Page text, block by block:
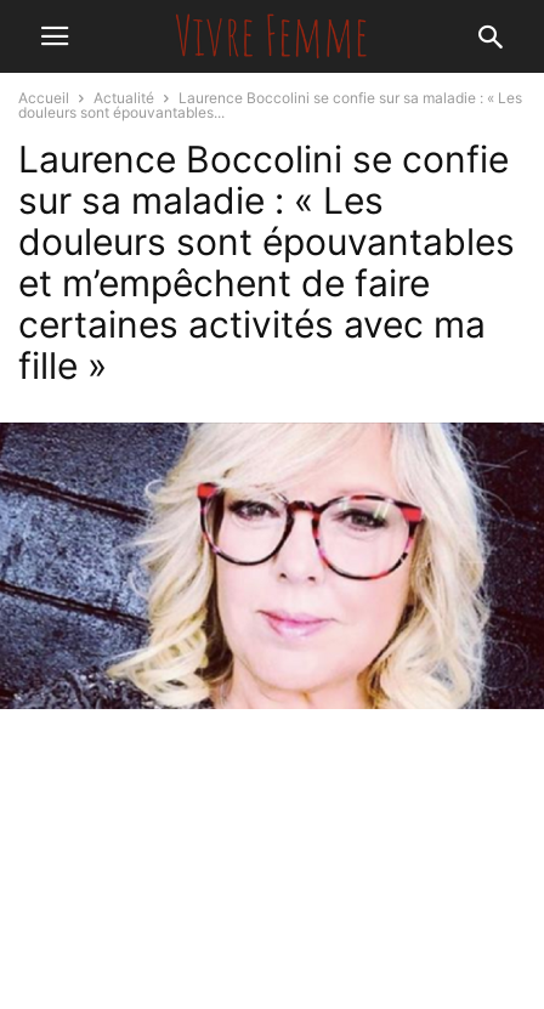
Accueil Actualité
Laurence Boccolini se confie sur sa maladie : « Les
douleurs sont épouvantables...
Laurence Boccolini se confie
sur sa maladie : « Les
douleurs sont épouvantables
et m’empêchent de faire
certaines activités avec ma
fille »